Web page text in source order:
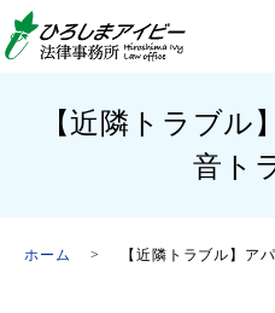
【近隣トラブル
音ト
ホーム 【近隣トラブル】ア